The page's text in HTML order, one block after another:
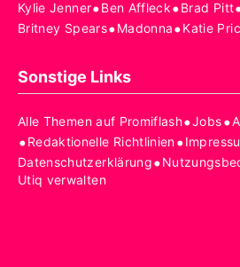
Kylie Jenner•Ben Affleck•Brad Pitt
Britney Spears•Madonna•Katie
Sonstige Links
Alle Themen auf Promiflash•Jobs•
•Redaktionelle Richtlinien•
Datenschutzerklärung•
Utiq verwalten